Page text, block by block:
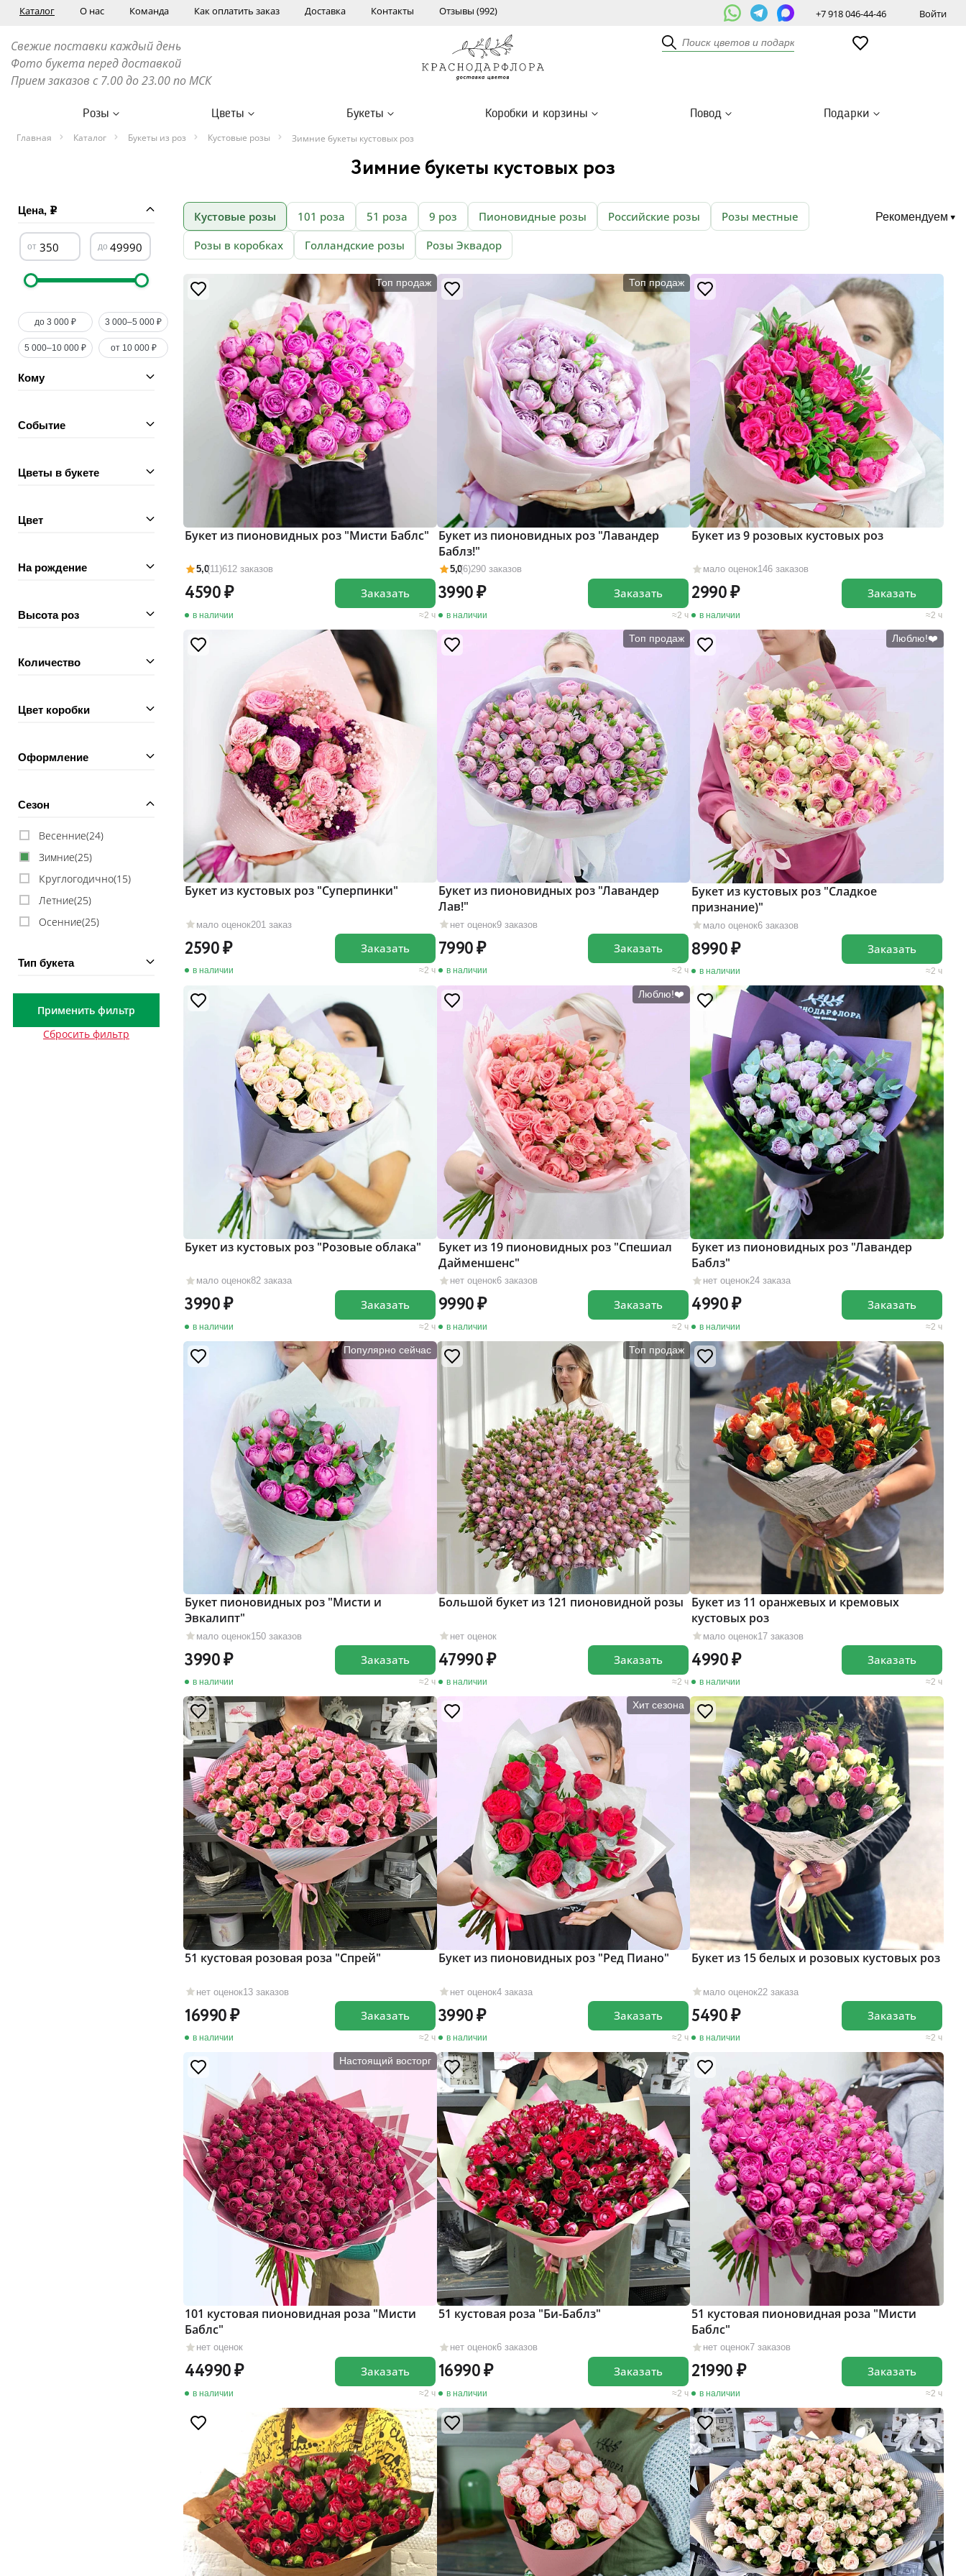
Каталог О нас Команда Как оплатить заказ Доставка Контакты Отзывы (992) +7 918 046-44-46 Войти
Свежие поставки каждый день
Фото букета перед доставкой
Прием заказов с 7.00 до 23.00 по МСК
Розы Цветы Букеты Коробки и корзины Повод Подарки
Главная Каталог Букеты из роз Кустовые розы Зимние букеты кустовых роз
Зимние букеты кустовых роз
Цена,
до 3 000 ₽ 3 000–5 000 ₽
5 000–10 000 ₽ от 10 000 ₽
Кому
Событие
Цветы в букете
Цвет
На рождение
Высота роз
Количество
Цвет коробки
Оформление
Сезон
Весенние(24)
Зимние(25)
Круглогодично(15)
Летние(25)
Осенние(25)
Тип букета
Применить фильтр
Сбросить фильтр
Кустовые розы 101 роза 51 роза 9 роз Пионовидные розы Российские розы
Розы местные
Розы в коробках
Голландские розы Розы Эквадор
Рекомендуем
Топ продаж
5,0(11)612 заказов
Букет из пионовидных роз "Мисти Баблс"
4590
в наличии 2 ч
Заказать
Топ продаж
5,0(6)290 заказов
Букет из пионовидных роз "Лавандер
Баблз!"
3990
в наличии 2 ч
Заказать
мало оценок146 заказов
Букет из 9 розовых кустовых роз
2990
в наличии 2 ч
Заказать
мало оценок201 заказ
Букет из кустовых роз "Суперпинки"
2590
в наличии 2 ч
Заказать
Топ продаж
нет оценок9 заказов
Букет из пионовидных роз "Лавандер
Лав!"
7990
в наличии 2 ч
Заказать
Люблю!❤️
мало оценок6 заказов
Букет из кустовых роз "Сладкое
признание)"
8990
в наличии 2 ч
Заказать
мало оценок82 заказа
Букет из кустовых роз "Розовые облака"
3990
в наличии 2 ч
Заказать
Люблю!❤️
нет оценок6 заказов
Букет из 19 пионовидных роз "Спешиал
Дайменшенс"
9990
в наличии 2 ч
Заказать
нет оценок24 заказа
Букет из пионовидных роз "Лавандер
Баблз"
4990
в наличии 2 ч
Заказать
Популярно сейчас
мало оценок150 заказов
Букет пионовидных роз "Мисти и
Эвкалипт"
3990
в наличии 2 ч
Заказать
Топ продаж
нет оценок
Большой букет из 121 пионовидной розы
47990
в наличии 2 ч
Заказать
мало оценок17 заказов
Букет из 11 оранжевых и кремовых
кустовых роз
4990
в наличии 2 ч
Заказать
нет оценок13 заказов
51 кустовая розовая роза "Cпрей"
16990
в наличии 2 ч
Заказать
Хит сезона
нет оценок4 заказа
Букет из пионовидных роз "Ред Пиано"
3990
в наличии 2 ч
Заказать
мало оценок22 заказа
Букет из 15 белых и розовых кустовых роз
5490
в наличии 2 ч
Заказать
Настоящий восторг
нет оценок
101 кустовая пионовидная роза "Мисти
Баблс"
44990
в наличии 2 ч
Заказать
нет оценок6 заказов
51 кустовая роза "Би-Баблз"
16990
в наличии 2 ч
Заказать
нет оценок7 заказов
51 кустовая пионовидная роза "Мисти
Баблс"
21990
в наличии 2 ч
Заказать